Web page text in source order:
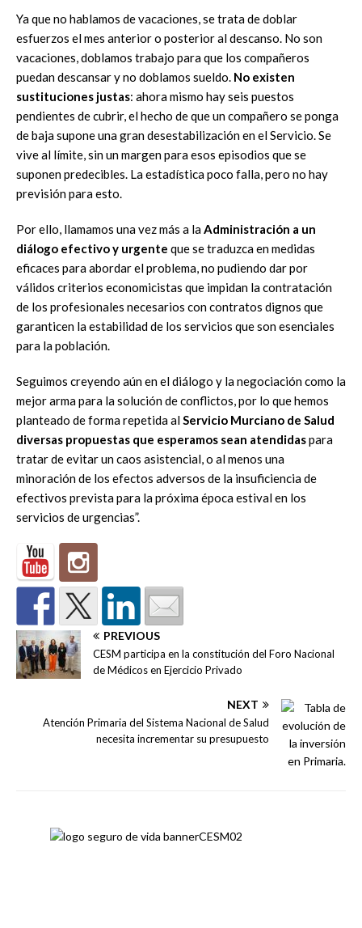
Ya que no hablamos de vacaciones, se trata de doblar
esfuerzos el mes anterior o posterior al descanso. No son
vacaciones, doblamos trabajo para que los compañeros
puedan descansar y no doblamos sueldo. No existen
sustituciones justas: ahora mismo hay seis puestos
pendientes de cubrir, el hecho de que un compañero se ponga
de baja supone una gran desestabilización en el Servicio. Se
vive al límite, sin un margen para esos episodios que se
suponen predecibles. La estadística poco falla, pero no hay
previsión para esto.
Por ello, llamamos una vez más a laAdministración a un
diálogo efectivo y urgente que se traduzca en medidas
eficaces para abordar el problema, no pudiendo dar por
válidos criterios economicistas que impidan la contratación
de los profesionales necesarios con contratos dignos que
garanticen la estabilidad de los servicios que son esenciales
para la población.
Seguimos creyendo aún en el diálogo y la negociación como la
mejor arma para la solución de conflictos, por lo que hemos
planteado de forma repetida alServicio Murciano de Salud
diversas propuestas que esperamos sean atendidaspara
tratar de evitar un caos asistencial, o al menos una
minoración de los efectos adversos de la insuficiencia de
efectivos prevista para la próxima época estival en los
servicios de urgencias”.
PREVIOUS
CESM participa en la constitución del Foro Nacional
de Médicos en Ejercicio Privado
NEXT
Atención Primaria del Sistema Nacional de Salud
necesita incrementar su presupuesto